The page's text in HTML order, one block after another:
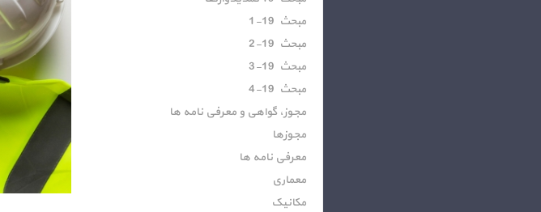
مبحث 19-1
مبحث 19-2
مبحث 19-3
مبحث 19-4
مجوز، گواهی و معرفی نامه ها
مجوزها
معرفی نامه ها
معماری
مکانیک